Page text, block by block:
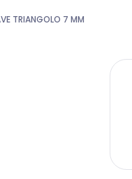
TRIANGOLO 7 MM